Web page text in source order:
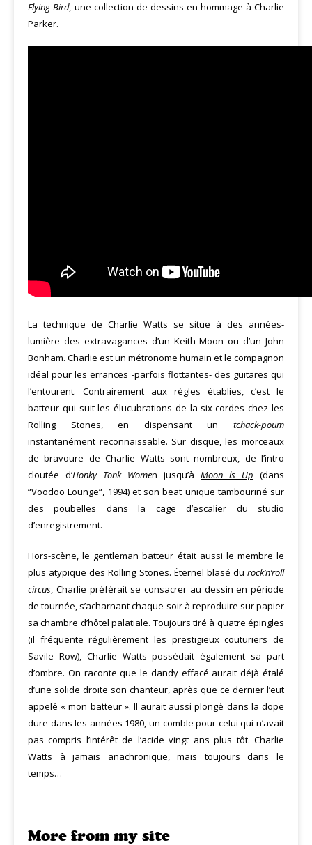
Flying Bird, une collection de dessins en hommage à Charlie
Parker.
La technique de Charlie Watts se situe à des années-
lumière des extravagances d’un Keith Moon ou d’un John
Bonham. Charlie est un métronome humain et le compagnon
idéal pour les errances -parfois flottantes- des guitares qui
l’entourent. Contrairement aux règles établies, c’est le
batteur qui suit les élucubrations de la six-cordes chez les
Rolling Stones, en dispensant un tchack-­poum
instantanément reconnaissable. Sur disque, les morceaux
de bravoure de Charlie Watts sont nombreux, de l’intro
cloutée d’Honky Tonk Women jusqu’à Moon ls Up (dans
“Voodoo Lounge“, 1994) et son beat unique tambouriné sur
des poubelles dans la cage d’esca­lier du studio
d’enregistrement.
Hors-scène, le gentleman batteur était aussi le membre le
plus atypique des Rolling Stones. Éternel blasé du rock’n’­roll
circus, Charlie préférait se consacrer au dessin en période
de tournée, s’acharnant chaque soir à reproduire sur papier
sa chambre d’hôtel palatiale. Toujours tiré à quatre épingles
(il fréquente régulièrement les prestigieux couturiers de
Savile Row), Charlie Watts possèdait également sa part
d’ombre. On raconte que le dandy effacé aurait déjà étalé
d’une solide droite son chanteur, après que ce dernier l’eut
appelé « mon bat­teur ». Il aurait aussi plongé dans la dope
dure dans les années 1980, un comble pour celui qui n’avait
pas compris l’intérêt de l’acide vingt ans plus tôt. Charlie
Watts à jamais anachronique, mais toujours dans le
temps…
More from my site